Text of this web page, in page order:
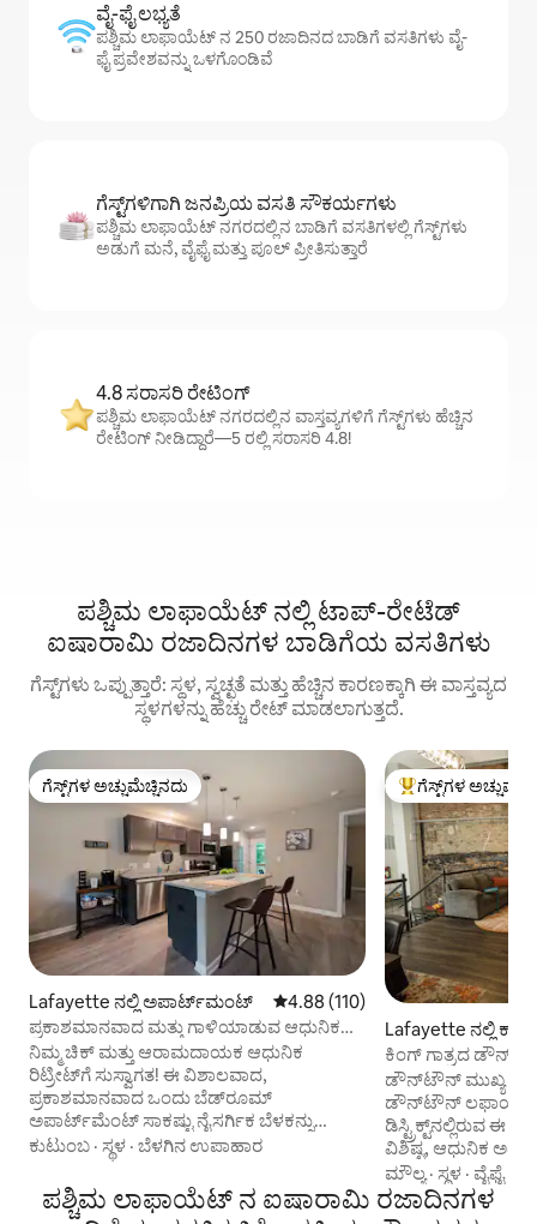
ವೈ-ಫೈ ಲಭ್ಯತೆ
ಪಶ್ಚಿಮ ಲಾಫಾಯೆಟ್ ನ 250 ರಜಾದಿನದ ಬಾಡಿಗೆ ವಸತಿಗಳು ವೈ-
ಫೈ ಪ್ರವೇಶವನ್ನು ಒಳಗೊಂಡಿವೆ
ಗೆಸ್ಟ್‌ಗಳಿಗಾಗಿ ಜನಪ್ರಿಯ ವಸತಿ ಸೌಕರ್ಯಗಳು
ಪಶ್ಚಿಮ ಲಾಫಾಯೆಟ್ ನಗರದಲ್ಲಿನ ಬಾಡಿಗೆ ವಸತಿಗಳಲ್ಲಿ ಗೆಸ್ಟ್‌ಗಳು
ಅಡುಗೆ ಮನೆ, ವೈಫೈ ಮತ್ತು ಪೂಲ್ ಪ್ರೀತಿಸುತ್ತಾರೆ
4.8 ಸರಾಸರಿ ರೇಟಿಂಗ್
ಪಶ್ಚಿಮ ಲಾಫಾಯೆಟ್ ನಗರದಲ್ಲಿನ ವಾಸ್ತವ್ಯಗಳಿಗೆ ಗೆಸ್ಟ್‌ಗಳು ಹೆಚ್ಚಿನ
ರೇಟಿಂಗ್ ನೀಡಿದ್ದಾರೆ—5 ರಲ್ಲಿ ಸರಾಸರಿ 4.8!
ಪಶ್ಚಿಮ ಲಾಫಾಯೆಟ್ ನಲ್ಲಿ ಟಾಪ್-ರೇಟೆಡ್
ಐಷಾರಾಮಿ ರಜಾದಿನಗಳ ಬಾಡಿಗೆಯ ವಸತಿಗಳು
ಗೆಸ್ಟ್‌ಗಳು ಒಪ್ಪುತ್ತಾರೆ: ಸ್ಥಳ, ಸ್ವಚ್ಛತೆ ಮತ್ತು ಹೆಚ್ಚಿನ ಕಾರಣಕ್ಕಾಗಿ ಈ ವಾಸ್ತವ್ಯದ
ಸ್ಥಳಗಳನ್ನು ಹೆಚ್ಚು ರೇಟ್ ಮಾಡಲಾಗುತ್ತದೆ.
ಗೆಸ್ಟ್‌ಗಳ ಅಚ್ಚುಮೆಚ್ಚಿನದು
ಗೆಸ್ಟ್‌ಗಳ ಅಚ್ಚುಮೆಚ್ಚಿನದು
Lafayette ನಲ್ಲಿ ಅಪಾರ್ಟ್‌ಮಂಟ್ 5 ರಲ್ಲಿ 4.88 ಸರಾಸರಿ ರೇಟಿಂಗ್, 110
4.88 (110)
ಪ್ರಕಾಶಮಾನವಾದ ಮತ್ತು ಗಾಳಿಯಾಡುವ ಆಧುನಿಕ
ಅಪಾರ್ಟ್‌ಮೆಂಟ್
ನಿಮ್ಮ ಚಿಕ್ ಮತ್ತು ಆರಾಮದಾಯಕ ಆಧುನಿಕ
ರಿಟ್ರೀಟ್‌ಗೆ ಸುಸ್ವಾಗತ! ಈ ವಿಶಾಲವಾದ,
ಪ್ರಕಾಶಮಾನವಾದ ಒಂದು ಬೆಡ್‌ರೂಮ್
ಅಪಾರ್ಟ್‌ಮೆಂಟ್ ಸಾಕಷ್ಟು ನೈಸರ್ಗಿಕ ಬೆಳಕನ್ನು
ಹೊಂದಿರುವ ಪ್ರಶಾಂತ ಮತ್ತು ಗಾಳಿಯಾಡುವ
ವಾತಾವರಣವನ್ನು ನೀಡುತ್ತದೆ. ವೈಶಿಷ್ಟ್ಯಗಳು: --
ಡೌನ್‌ಟೌನ್ ಮತ್ತು ಪರ್ಡ್ಯೂ ವಿಶ್ವವಿದ್ಯಾಲಯದ ಹತ್ತಿರ -
- ಮೃದುವಾದ ಬೆಳಕು ಮತ್ತು ಟಿವಿ ಮತ್ತು ದೊಡ್ಡ
ಕುಟುಂಬ · ಸ್ಥಳ · ಬೆಳಗಿನ ಉಪಾಹಾರ
ಗೆಸ್ಟ್‌ಗಳಿಗೆ ಅತಿ ಹೆಚ್ಚು
ಗೆಸ್ಟ್‌ಗಳ
Lafayette ನಲ್ಲಿ
ಕಿಂಗ್ ಗಾತ್ರದ
ನೋಡುತ್ತಿದೆ
ಡೌನ್‌ಟೌನ್ ಮುಖ್ಯ ST
ಡೌನ್‌ಟೌನ್ ಲಫಾಯೆಟ್‌ನ
ಡಿಸ್ಟ್ರಿಕ್ಟ್‌ನಲ್ಲಿರುವ ಈ
ವಿಶಿಷ್ಟ, ಆಧುನಿಕ
ನವೀಕರಿಸಲಾಗಿದೆ
ಮತ್ತು ಸುಂದರವಾದ
ತೆರೆದ
ಮೌಲ್ಯ·ಸ್ಥಳ · ವೈಫೈ
ಪಶ್ಚಿಮ ಲಾಫಾಯೆಟ್ ನ ಐಷಾರಾಮಿ ರಜಾದಿನಗಳ